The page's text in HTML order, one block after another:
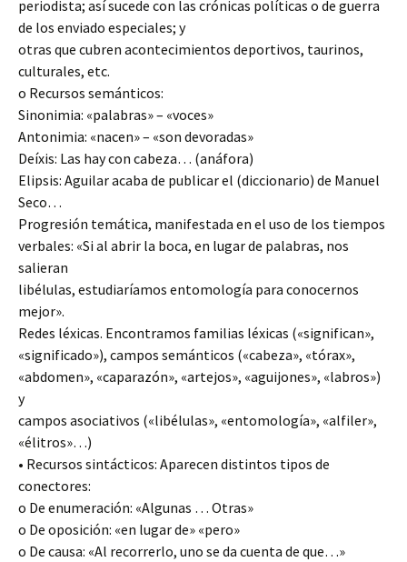
periodista; así sucede con las crónicas políticas o de guerra
de los enviado especiales; y
otras que cubren acontecimientos deportivos, taurinos,
culturales, etc.
o Recursos semánticos:
Sinonimia: «palabras» – «voces»
Antonimia: «nacen» – «son devoradas»
Deíxis: Las hay con cabeza… (anáfora)
Elipsis: Aguilar acaba de publicar el (diccionario) de Manuel
Seco…
Progresión temática, manifestada en el uso de los tiempos
verbales: «Si al abrir la boca, en lugar de palabras, nos
salieran
libélulas, estudiaríamos entomología para conocernos
mejor».
Redes léxicas. Encontramos familias léxicas («significan»,
«significado»), campos semánticos («cabeza», «tórax»,
«abdomen», «caparazón», «artejos», «aguijones», «labros»)
y
campos asociativos («libélulas», «entomología», «alfiler»,
«élitros»…)
• Recursos sintácticos: Aparecen distintos tipos de
conectores:
o De enumeración: «Algunas … Otras»
o De oposición: «en lugar de» «pero»
o De causa: «Al recorrerlo, uno se da cuenta de que…»